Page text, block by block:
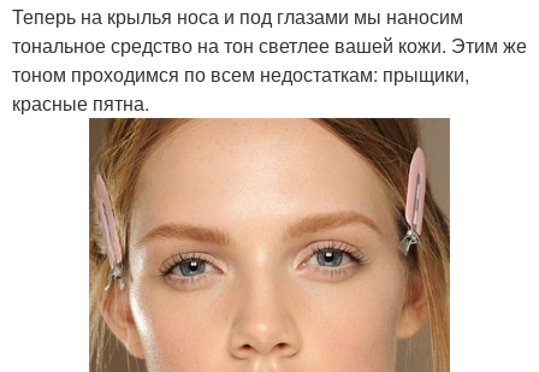
Теперь на крылья носа и под глазами мы наносим
тональное средство на тон светлее вашей кожи. Этим же
тоном проходимся по всем недостаткам: прыщики,
красные пятна.